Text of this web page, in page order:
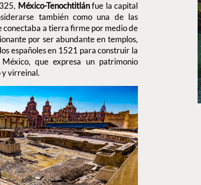
México-Tenochtitlánfue la capital
también como una de las
conectaba a tierra firme por medio de
por ser abundante en templos,
españoles en 1521 para construir la
que expresa un patrimonio
y virreinal.